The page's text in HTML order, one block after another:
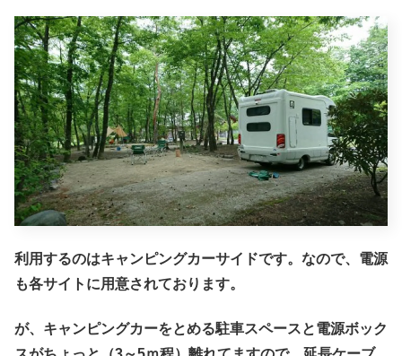
利用するのはキャンピングカーサイドです。なので、電源
も各サイトに用意されております。
が、キャンピングカーをとめる駐車スペースと電源ボック